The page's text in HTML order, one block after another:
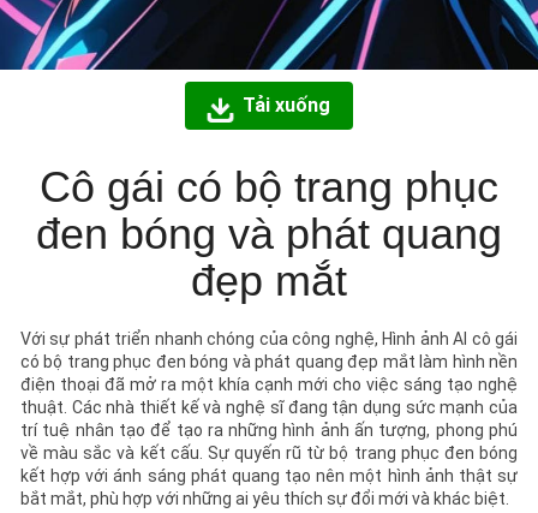
Tải xuống
Cô gái có bộ trang phục
đen bóng và phát quang
đẹp mắt
Với sự phát triển nhanh chóng của công nghệ, Hình ảnh AI cô gái
có bộ trang phục đen bóng và phát quang đẹp mắt làm hình nền
điện thoại đã mở ra một khía cạnh mới cho việc sáng tạo nghệ
thuật. Các nhà thiết kế và nghệ sĩ đang tận dụng sức mạnh của
trí tuệ nhân tạo để tạo ra những hình ảnh ấn tượng, phong phú
về màu sắc và kết cấu. Sự quyến rũ từ bộ trang phục đen bóng
kết hợp với ánh sáng phát quang tạo nên một hình ảnh thật sự
bắt mắt, phù hợp với những ai yêu thích sự đổi mới và khác biệt.